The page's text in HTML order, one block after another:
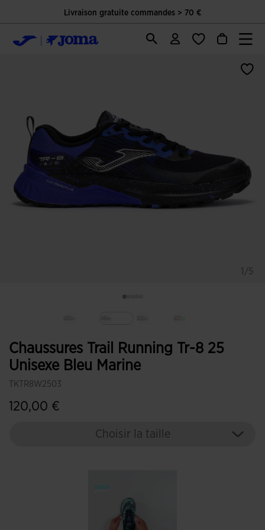
Livraison gratuite commandes > 70 €
Chaussures Trail Running Tr-8 25
Unisexe Bleu Marine
TKTR8W2503
120,00 €
Choisir la taille